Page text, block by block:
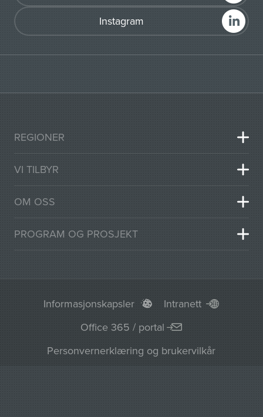
Instagram
REGIONER
VI TILBYR
OM OSS
PROGRAM OG PROSJEKT
Informasjonskapsler
Intranett
Office 365 / portal
Personvernerklæring og brukervilkår